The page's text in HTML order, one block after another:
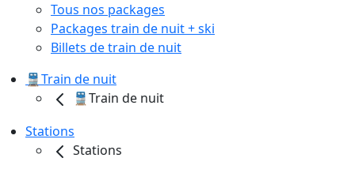
Tous nos packages
Packages train de nuit + ski
Billets de train de nuit
🚆Train de nuit
🚆Train de nuit
Stations
Stations